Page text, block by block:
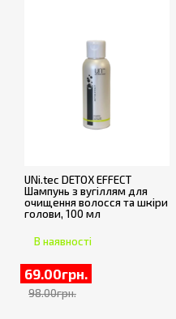
UNi.tec DETOX EFFECT
Шампунь з вугіллям для
очищення волосся та шкіри
голови, 100 мл
В наявності
69.00грн.
98.00грн.